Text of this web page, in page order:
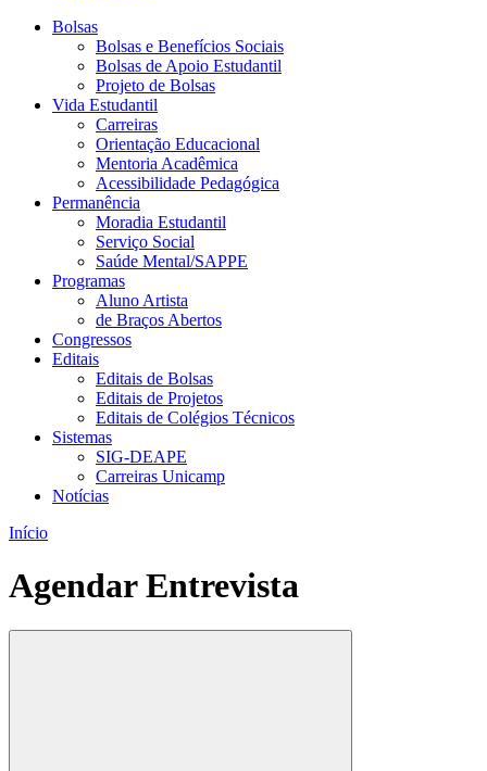
Bolsas
Bolsas e Benefícios Sociais
Bolsas de Apoio Estudantil
Projeto de Bolsas
Vida Estudantil
Carreiras
Orientação Educacional
Mentoria Acadêmica
Acessibilidade Pedagógica
Permanência
Moradia Estudantil
Serviço Social
Saúde Mental/SAPPE
Programas
Aluno Artista
de Braços Abertos
Congressos
Editais
Editais de Bolsas
Editais de Projetos
Editais de Colégios Técnicos
Sistemas
SIG-DEAPE
Carreiras Unicamp
Notícias
Início
Agendar Entrevista